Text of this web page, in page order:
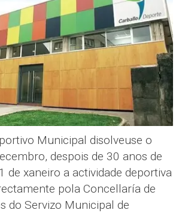
Municipal disolveuse o
despois de 30 anos de
de xaneiro a actividade deportiva
pola Concellaría de
do Servizo Municipal de